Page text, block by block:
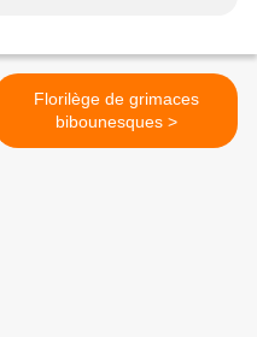
Florilège de grimaces
bibounesques >